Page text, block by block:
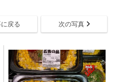
戻る 次の写真